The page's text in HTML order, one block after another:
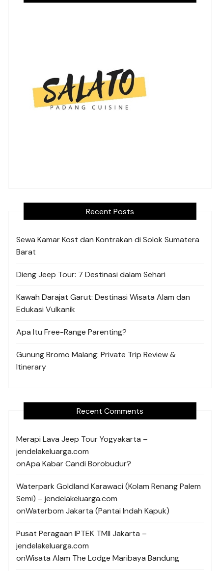
Recent Posts
Sewa Kamar Kost dan Kontrakan di Solok Sumatera
Barat
Dieng Jeep Tour: 7 Destinasi dalam Sehari
Kawah Darajat Garut: Destinasi Wisata Alam dan
Edukasi Vulkanik
Apa Itu Free-Range Parenting?
Gunung Bromo Malang: Private Trip Review &
Itinerary
Recent Comments
Merapi Lava Jeep Tour Yogyakarta –
jendelakeluarga.com
onApa Kabar Candi Borobudur?
Waterpark Goldland Karawaci (Kolam Renang Palem
Semi) – jendelakeluarga.com
onWaterbom Jakarta (Pantai Indah Kapuk)
Pusat Peragaan IPTEK TMII Jakarta –
jendelakeluarga.com
onWisata Alam The Lodge Maribaya Bandung